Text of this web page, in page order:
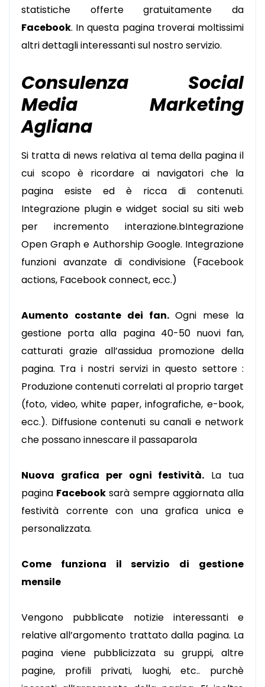
statistiche offerte gratuitamente da
Facebook. In questa pagina troverai moltissimi
altri dettagli interessanti sul nostro servizio.
Consulenza Social
Media Marketing
Agliana
Si tratta di news relativa al tema della pagina il
cui scopo è ricordare ai navigatori che la
pagina esiste ed è ricca di contenuti.
Integrazione plugin e widget social su siti web
per incremento interazione.bIntegrazione
Open Graph e Authorship Google. Integrazione
funzioni avanzate di condivisione (Facebook
actions, Facebook connect, ecc.)
Aumento costante dei fan. Ogni mese la
gestione porta alla pagina 40-50 nuovi fan,
catturati grazie all’assidua promozione della
pagina. Tra i nostri servizi in questo settore :
Produzione contenuti correlati al proprio target
(foto, video, white paper, infografiche, e-book,
ecc.). Diffusione contenuti su canali e network
che possano innescare il passaparola
Nuova grafica per ogni festività. La tua
pagina Facebook sarà sempre aggiornata alla
festività corrente con una grafica unica e
personalizzata.
Come funziona il servizio di gestione
mensile
Vengono pubblicate notizie interessanti e
relative all’argomento trattato dalla pagina. La
pagina viene pubblicizzata su gruppi, altre
pagine, profili privati, luoghi, etc.. purchè